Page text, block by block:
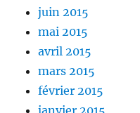
juin 2015
mai 2015
avril 2015
mars 2015
février 2015
janvier 2015